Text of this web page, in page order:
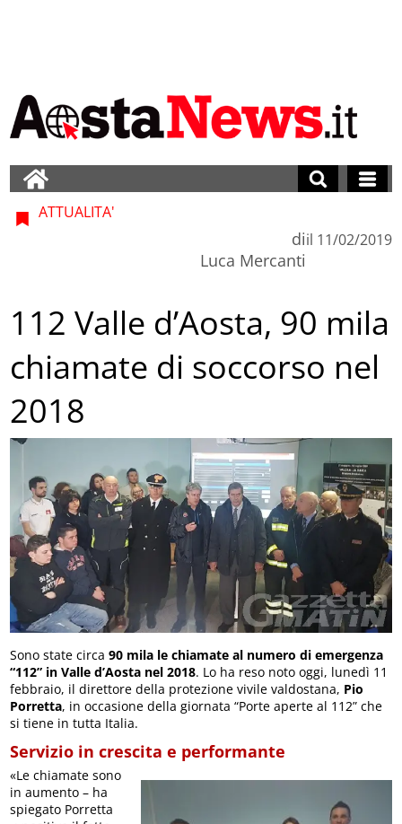
ATTUALITA'
di
Luca Mercanti
il 11/02/2019
112 Valle d’Aosta, 90 mila
chiamate di soccorso nel
2018
Sono state circa90 mila le chiamate al numero di emergenza
“112” in Valle d’Aosta nel 2018. Lo ha reso noto oggi, lunedì 11
febbraio, il direttore della protezione vivile valdostana, Pio
Porretta, in occasione della giornata “Porte aperte al 112” che
si tiene in tutta Italia.
Servizio in crescita e performante
«Le chiamate sono
in aumento – ha
spiegato Porretta